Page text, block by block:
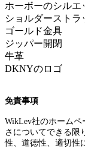
ホーボーのシルエ
ショルダーストラ
ゴールド金具
ジッパー開閉
牛革
DKNYのロゴ
免責事項
WikLev社のホームペ
さについてできる限
性、道徳性、適切性